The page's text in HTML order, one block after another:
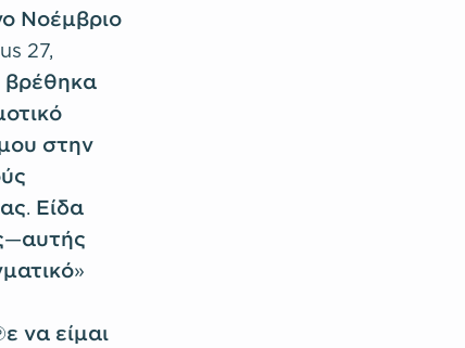
Νοέμβριο
27,
βρέθηκα
στην
Είδα
να είμαι